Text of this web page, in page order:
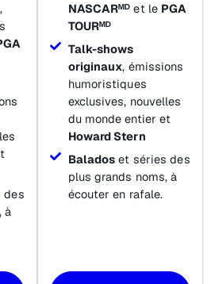
,
des
à
NASCARᴹᴰ et le PGA
TOURᴹᴰ
Talk-shows
originaux, émissions
humoristiques
exclusives, nouvelles
du monde entier et
Howard Stern
Balados et séries des
plus grands noms, à
écouter en rafale.